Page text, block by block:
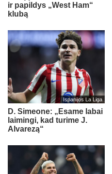
ir papildys „West Ham“
klubą
Ispanijos La Liga
D. Simeone: „Esame labai
laimingi, kad turime J.
Alvarezą“